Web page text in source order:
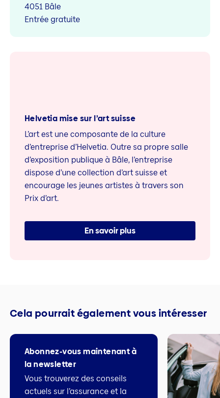
4051 Bâle
Entrée gratuite
Helvetia mise sur l’art suisse
L’art est une composante de la culture
d’entreprise d’Helvetia. Outre sa propre salle
d’exposition publique à Bâle, l’entreprise
dispose d’une collection d’art suisse et
encourage les jeunes artistes à travers son
Prix d’art.
En savoir plus
Cela pourrait également vous intéresser
Abonnez-vous maintenant à
la newsletter
Vous trouverez des conseils
actuels sur l’assurance et la